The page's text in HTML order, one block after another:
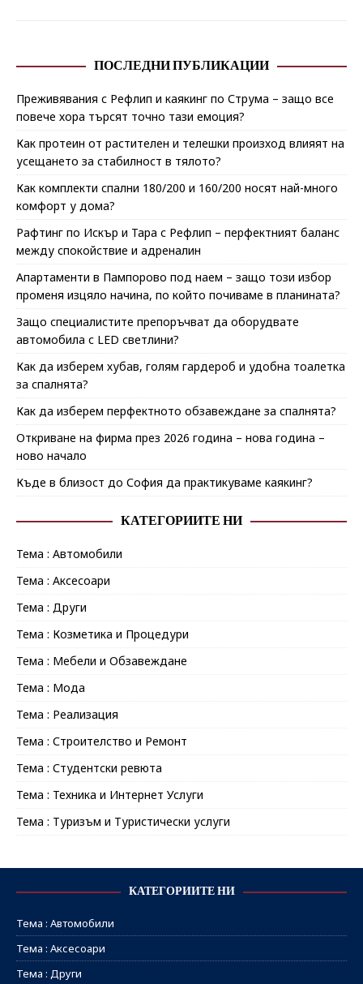
ПОСЛЕДНИ ПУБЛИКАЦИИ
Преживявания с Рефлип и каякинг по Струма – защо все
повече хора търсят точно тази емоция?
Как протеин от растителен и телешки произход влияят на
усещането за стабилност в тялото?
Как комплекти спални 180/200 и 160/200 носят най-много
комфорт у дома?
Рафтинг по Искър и Тара с Рефлип – перфектният баланс
между спокойствие и адреналин
Апартаменти в Пампорово под наем – защо този избор
променя изцяло начина, по който почиваме в планината?
Защо специалистите препоръчват да оборудвате
автомобила с LED светлини?
Как да изберем хубав, голям гардероб и удобна тоалетка
за спалнята?
Как да изберем перфектното обзавеждане за спалнята?
Откриване на фирма през 2026 година – нова година –
ново начало
Къде в близост до София да практикуваме каякинг?
КАТЕГОРИИТЕ НИ
Тема : Автомобили
Тема : Аксесоари
Тема : Други
Тема : Козметика и Процедури
Тема : Мебели и Обзавеждане
Тема : Мода
Тема : Реализация
Тема : Строителство и Ремонт
Тема : Студентски ревюта
Тема : Техника и Интернет Услуги
Тема : Туризъм и Туристически услуги
КАТЕГОРИИТЕ НИ
Тема : Автомобили
Тема : Аксесоари
Тема : Други